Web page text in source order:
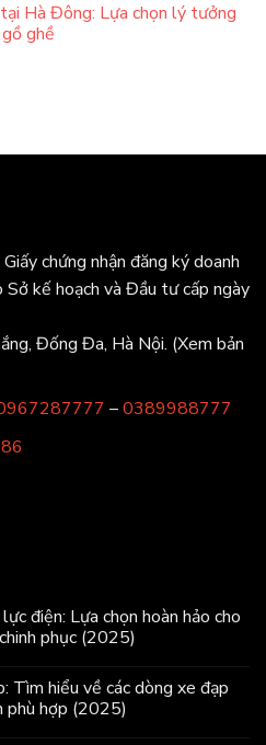
Hà Đông: Lựa chọn lý tưởng
ghề
chứng nhận đăng ký doanh
kế hoạch và Đầu tư cấp ngày
Đống Đa, Hà Nội. (Xem bản
–0389988777
điện: Lựa chọn hoàn hảo cho
phục (2025)
Tìm hiểu về các dòng xe đạp
phù hợp (2025)